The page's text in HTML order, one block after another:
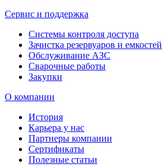
Сервис и поддержка
Системы контроля доступа
Зачистка резервуаров и емкостей
Обслуживание АЗС
Сварочные работы
Закупки
О компании
История
Карьера у нас
Партнеры компании
Сертификаты
Полезные статьи